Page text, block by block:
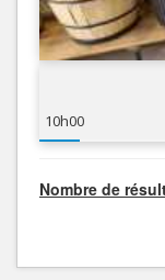
10h00
Nombre de